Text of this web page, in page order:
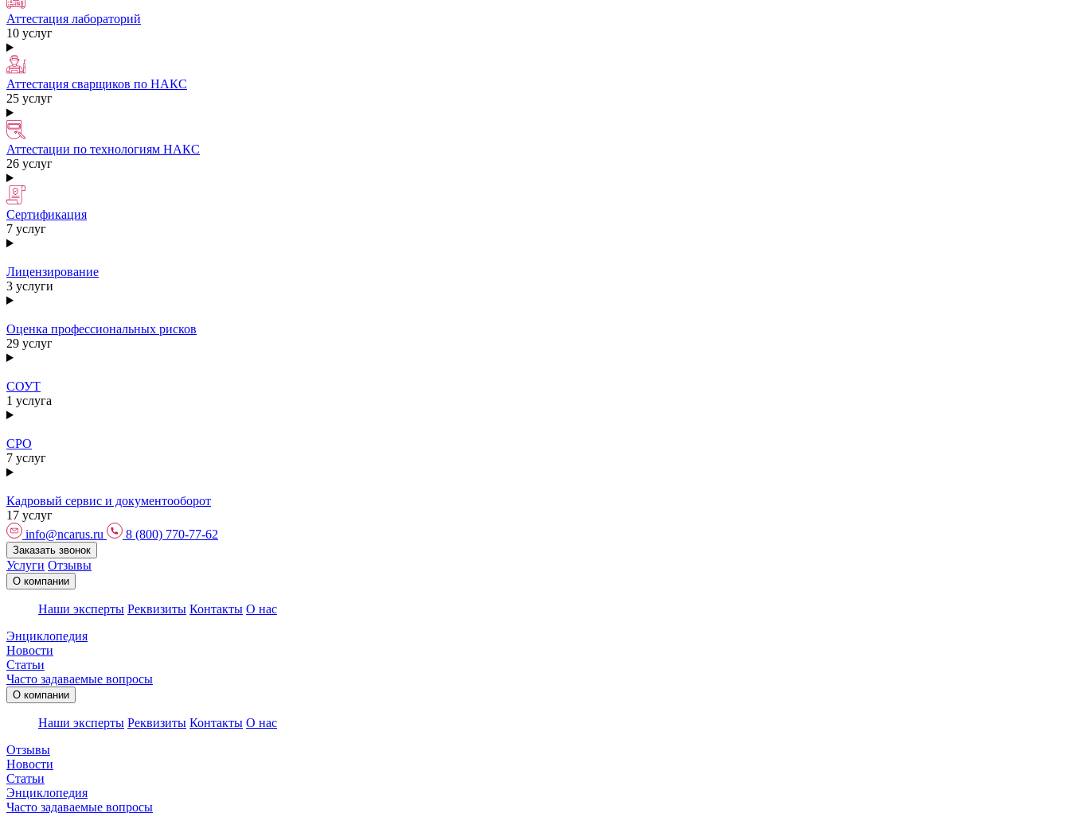
Аттестация лабораторий
10 услуг
Аттестация сварщиков по НАКС
25 услуг
Аттестации по технологиям НАКС
26 услуг
Сертификация
7 услуг
Лицензирование
3 услуги
Оценка профессиональных рисков
29 услуг
СОУТ
1 услуга
СРО
7 услуг
Кадровый сервис и документооборот
17 услуг
info@ncarus.ru
8 (800) 770-77-62
Заказать звонок
Услуги Отзывы
О компании
Наши эксперты Реквизиты Контакты О нас
Энциклопедия
Новости
Статьи
Часто задаваемые вопросы
О компании
Наши эксперты Реквизиты Контакты О нас
Отзывы
Новости
Статьи
Энциклопедия
Часто задаваемые вопросы